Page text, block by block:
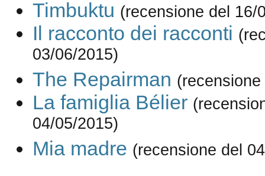
Timbuktu (recensione del 16/
Il racconto dei racconti
03/06/2015)
The Repairman
La famiglia Bélier
04/05/2015)
Mia madre (recensione del